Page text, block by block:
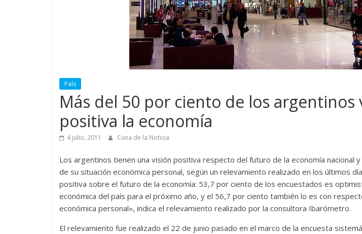
País
Más del 50 por ciento de los argentinos
positiva la economía
4 julio, 2011 Cuna de la Noticia
Los argentinos tienen una visión positiva respecto del futuro de la economía nacional
de su situación económica personal, según un relevamiento realizado en los últimos
positiva sobre el futuro de la economía: 53,7 por ciento de los encuestados es
económica del país para el próximo año, y el 56,7 por ciento también lo es con
económica personal», indica el relevamiento realizado por la consultora Ibarómetro.
El relevamiento fue realizado el 22 de junio pasado en el marco de la encuesta